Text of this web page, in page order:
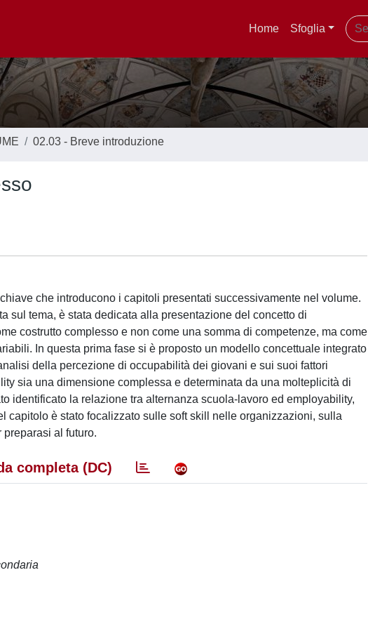
Home Sfoglia
02.03 - Breve introduzione
che introducono i capitoli presentati successivamente nel volume.
sul tema, è stata dedicata alla presentazione del concetto di
costrutto complesso e non come una somma di competenze, ma come
In questa prima fase si è proposto un modello concettuale integrato
della percezione di occupabilità dei giovani e sui suoi fattori
sia una dimensione complessa e determinata da una molteplicità di
identificato la relazione tra alternanza scuola-lavoro ed employability,
capitolo è stato focalizzato sulle soft skill nelle organizzazioni, sulla
al futuro.
completa (DC)